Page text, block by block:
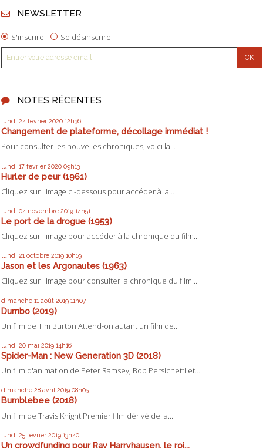
NEWSLETTER
S'inscrire Se désinscrire
NOTES RÉCENTES
lundi 24 février 2020 12h36
Changement de plateforme, décollage immédiat !
Pour consulter les nouvelles chroniques, voici la...
lundi 17 février 2020 09h13
Hurler de peur (1961)
Cliquez sur l'image ci-dessous pour accéder à la...
lundi 04 novembre 2019 14h51
Le port de la drogue (1953)
Cliquez sur l'image pour accéder à la chronique du film...
lundi 21 octobre 2019 10h19
Jason et les Argonautes (1963)
Cliquez sur l'image pour consulter la chronique du film...
dimanche 11 août 2019 11h07
Dumbo (2019)
Un film de Tim Burton Attend-on autant un film de...
lundi 20 mai 2019 14h16
Spider-Man : New Generation 3D (2018)
Un film d'animation de Peter Ramsey, Bob Persichetti et...
dimanche 28 avril 2019 08h05
Bumblebee (2018)
Un film de Travis Knight Premier film dérivé de la...
lundi 25 février 2019 13h40
Un crowdfunding pour Ray Harryhausen, le roi...